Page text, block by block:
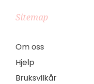
Sitemap
Om oss
Hjelp
Bruksvilkår